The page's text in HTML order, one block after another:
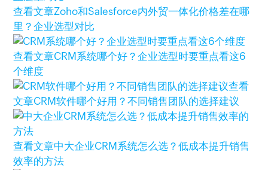
查看文章Zoho和Salesforce内外贸一体化价格差在哪
里？企业选型对比
查看文章CRM系统哪个好？企业选型时要重点看这6
个维度
查看
文章CRM软件哪个好用？不同销售团队的选择建议
查看文章中大企业CRM系统怎么选？低成本提升销售
效率的方法